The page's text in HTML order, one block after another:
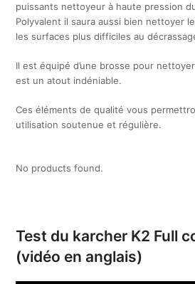
puissants nettoyeur à haute pression
Polyvalent il saura aussi bien nettoyer
les surfaces plus difficiles au
Il est équipé d’une brosse pour
est un atout indéniable.
Ces éléments de qualité vous
utilisation soutenue et régulière.
No products found.
Test du karcher K2 Full
(vidéo en anglais)